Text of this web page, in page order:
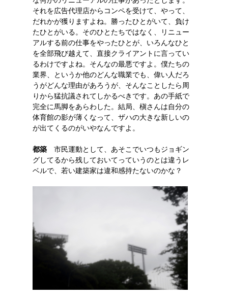
それを広告代理店からコンペを受けて、やって、
だれかが獲りますよね。勝ったひとがいて、負け
たひとがいる。そのひとたちではなく、リニュー
アルする前の仕事をやったひとが、いろんなひと
を全部飛び越えて、直接クライアントに言ってい
るわけですよね。そんなの最悪ですよ。僕たちの
業界、というか他のどんな職業でも、偉い人だろ
うがどんな理由があろうが、そんなことしたら周
りから猛抗議されてしかるべきです。あの手紙で
完全に馬脚をあらわした。結局、槇さんは自分の
体育館の影が薄くなって、ザハの大きな新しいの
が出てくるのがいやなんですよ。
都築 市民運動として、あそこでいつもジョギン
グしてるから残しておいてっていうのとは違うレ
ベルで、若い建築家は違和感持たないのかな？